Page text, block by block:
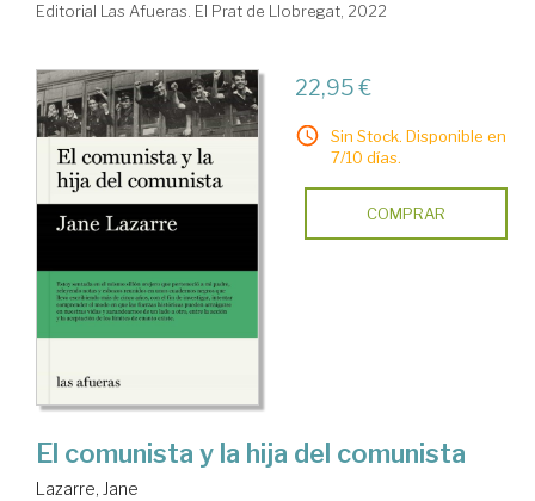
Editorial Las Afueras. El Prat de Llobregat, 2022
22,95 €
Sin Stock. Disponible en
7/10 días.
COMPRAR
El comunista y la hija del comunista
Lazarre, Jane